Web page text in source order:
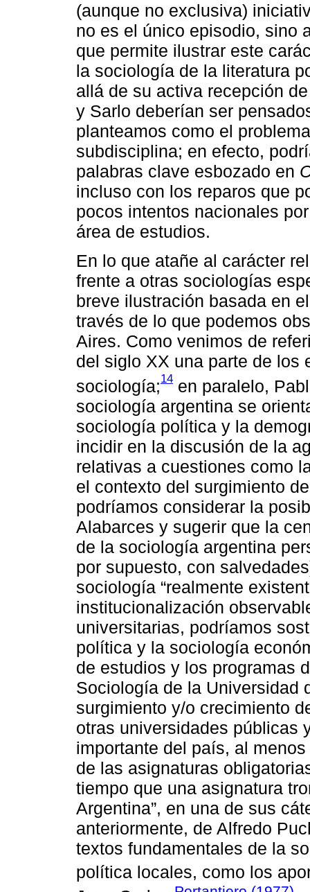
(aunque no exclusiva)
no es el único episodio, sino
que permite ilustrar este
la sociología de la literatura
allá de su activa recepción
y Sarlo deberían ser
planteamos como el
subdisciplina; en efecto,
palabras clave esbozado en
incluso con los reparos que
pocos intentos nacionales
área de estudios.
En lo que atañe al carácter
frente a otras sociologías
breve ilustración basada en
través de lo que podemos
Aires. Como venimos de
del siglo XX una parte de los
sociología;14 en paralelo,
sociología argentina se
sociología política y la
incidir en la discusión de la
relativas a cuestiones como
el contexto del surgimiento
podríamos considerar la
Alabarces y sugerir que la
de la sociología argentina
por supuesto, con
sociología “realmente
institucionalización
universitarias, podríamos
política y la sociología
de estudios y los programas
Sociología de la Universidad
surgimiento y/o crecimiento
otras universidades públicas
importante del país, al
de las asignaturas
tiempo que una asignatura
Argentina”, en una de sus
anteriormente, de Alfredo
textos fundamentales de la
política locales, como los